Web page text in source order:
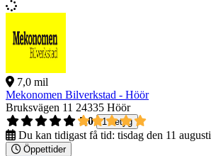
7,0 mil
Mekonomen Bilverkstad - Höör
Bruksvägen 11 24335 Höör
5,0
1 betyg
Du kan tidigast få tid: tisdag den 11 augusti
Öppettider